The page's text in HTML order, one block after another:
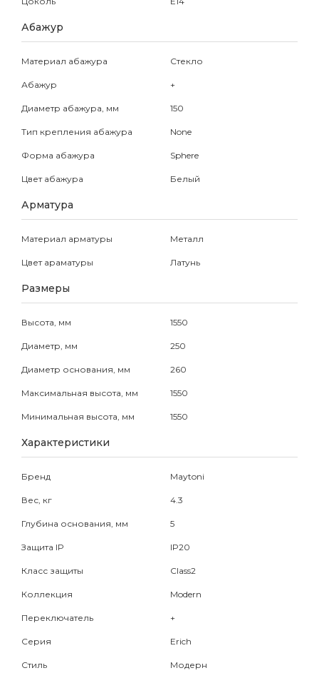
Абажур
Материал абажура Стекло
Абажур +
Диаметр абажура, мм 150
Тип крепления абажура None
Форма абажура Sphere
Цвет абажура Белый
Арматура
Материал арматуры Металл
Цвет араматуры Латунь
Размеры
Высота, мм 1550
Диаметр, мм 250
Диаметр основания, мм 260
Максимальная высота, мм 1550
Минимальная высота, мм 1550
Характеристики
Бренд Maytoni
Вес, кг 4.3
Глубина основания, мм 5
Защита IP IP20
Класс защиты Class2
Коллекция Modern
Переключатель +
Серия Erich
Стиль Модерн